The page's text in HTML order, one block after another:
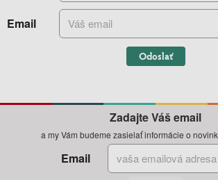
Email
Odoslať
Zadajte Váš email
a my Vám budeme zasielať informácie o
Email